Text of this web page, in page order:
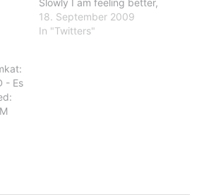
Slowly I am feeling better,
... You are subscribed to
email updates from
18. September 2009
In "Twitters"
- Es
Es